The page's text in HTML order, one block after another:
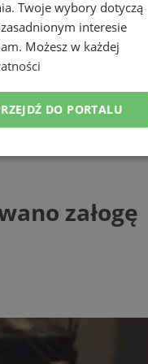
załogę
Twoje wybory dotyczą
interesie
. Możesz w każdej
DO PORTALU
Niesklasyfikowane
internetowej.